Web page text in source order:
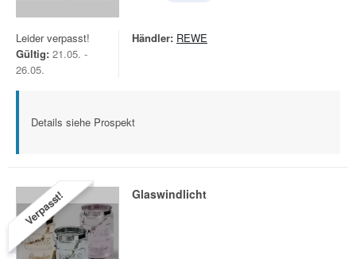
Leider verpasst!
Gültig: 21.05. -
26.05.
Händler: REWE
Details siehe Prospekt
Verpasst! Glaswindlicht